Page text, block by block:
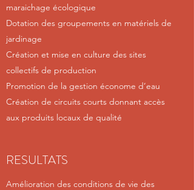
maraichage écologique
Dotation des groupements en matériels de
jardinage
Création et mise en culture des sites
collectifs de production
Promotion de la gestion économe d’eau
Création de circuits courts donnant accès
aux produits locaux de qualité
RESULTATS
Amélioration des conditions de vie des